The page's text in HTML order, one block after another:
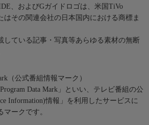
、およびGガイドロゴは、米国TiVo
はその関連会社の日本国内における商標ま
している記事・写真等あらゆる素材の無断
（公式番組情報マーク）
Data Mark」といい、テレビ番組の公
Information)情報」を利用したサービスに
ークです。